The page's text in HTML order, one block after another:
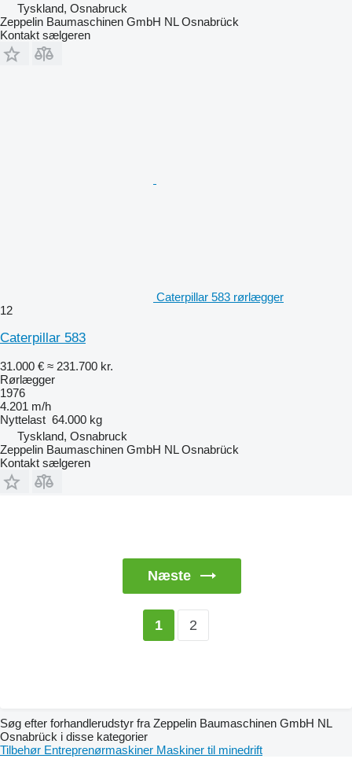
Tyskland, Osnabruck
Zeppelin Baumaschinen GmbH NL Osnabrück
Kontakt sælgeren
Caterpillar 583 rørlægger
12
Caterpillar 583
31.000 € ≈ 231.700 kr.
Rørlægger
1976
4.201 m/h
Nyttelast 64.000 kg
Tyskland, Osnabruck
Zeppelin Baumaschinen GmbH NL Osnabrück
Kontakt sælgeren
Næste
1 2
Søg efter forhandlerudstyr fra Zeppelin Baumaschinen GmbH NL
Osnabrück i disse kategorier
Tilbehør Entreprenørmaskiner Maskiner til minedrift